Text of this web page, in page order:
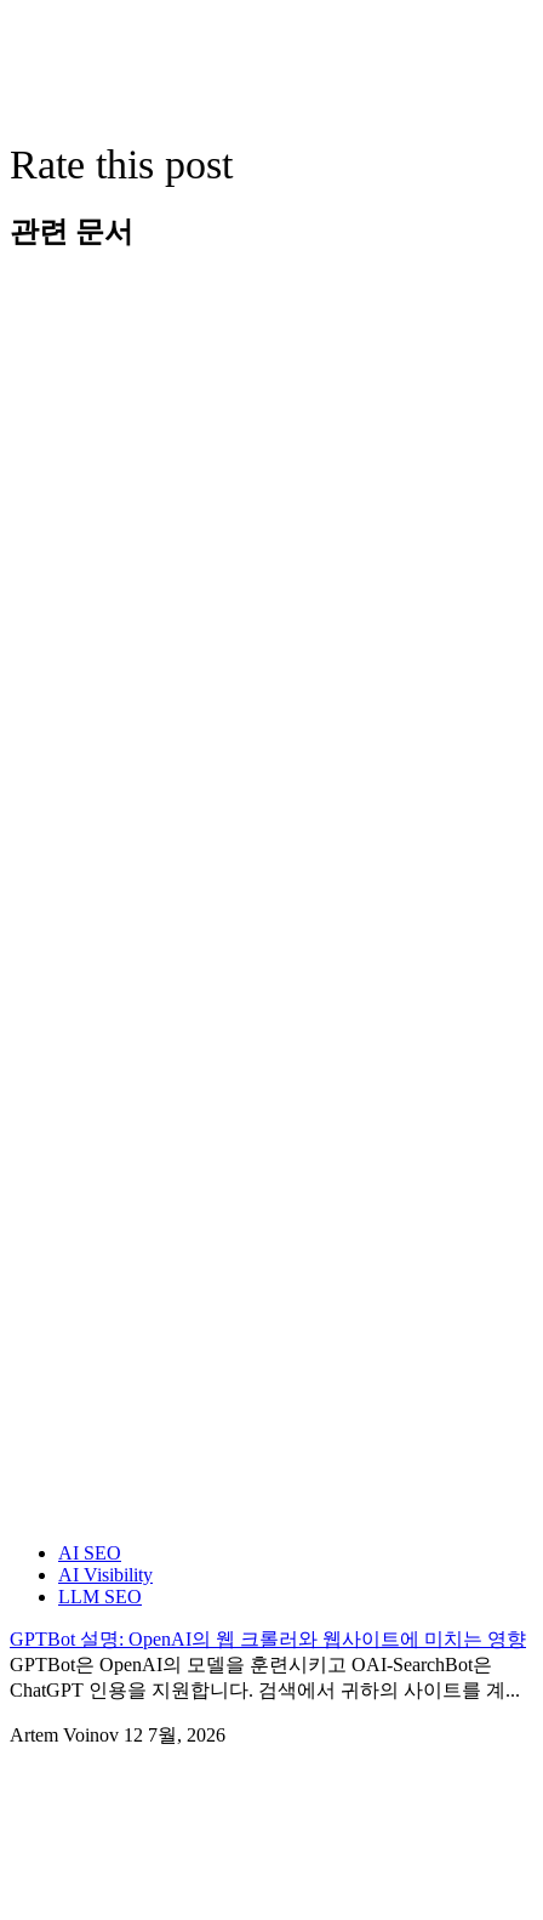
Rate this post
관련 문서
AI SEO
AI Visibility
LLM SEO
GPTBot 설명: OpenAI의 웹 크롤러와 웹사이트에 미치는 영향
GPTBot은 OpenAI의 모델을 훈련시키고 OAI-SearchBot은
ChatGPT 인용을 지원합니다. 검색에서 귀하의 사이트를 계...
Artem Voinov 12 7월, 2026